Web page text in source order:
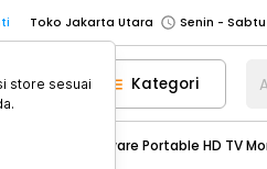
Toko Tangerang
Pick n Go Jakarta Barat
Senin -
Pick n Go Bekasi
Senin - Jumat
Kategori
Taffware Portable HD TV
store sesuai